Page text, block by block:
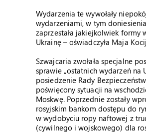
Wydarzenia te wywołały
wydarzeniami, w tym
zaprzestała jakiejkolwiek formy
Ukrainę – oświadczyła Maja
Szwajcaria zwołała specjalne
sprawie „ostatnich wydarzeń na
posiedzenie Rady
poświęcony sytuacji na
Moskwę. Poprzednie zostały
rosyjskim bankom dostępu do
w wydobyciu ropy naftowej z
(cywilnego i wojskowego) dla